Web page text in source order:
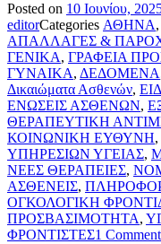
Posted on 10 Ιουνίου,
editorCategories ΑΘΗΝΑ,
ΑΠΑΛΛΑΓΕΣ &
ΓΕΝΙΚΑ, ΓΡΑΦΕΙΑ
ΓΥΝΑΙΚΑ, ΔΕΔΟΜΕΝΑ
Δικαιώματα Ασθενών,
ΕΝΩΣΕΙΣ ΑΣΘΕΝΩΝ,
ΘΕΡΑΠΕΥΤΙΚΗ
ΚΟΙΝΩΝΙΚΗ ΕΥΘΥΝΗ,
ΥΠΗΡΕΣΙΩΝ ΥΓΕΙΑΣ,
ΝΕΕΣ ΘΕΡΑΠΕΙΕΣ,
ΑΣΘΕΝΕΙΣ,
ΟΓΚΟΛΟΓΙΚΗ
ΠΡΟΣΒΑΣΙΜΟΤΗΤΑ,
ΦΡΟΝΤΙΣΤΕΣ1 Comment